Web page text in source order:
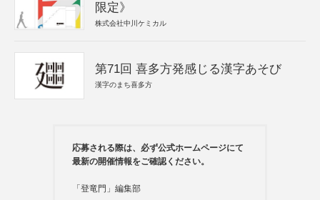
限定》
株式会社中川ケミカル
第71回 喜多方発感じる漢字あそび
漢字のまち喜多方
応募される際は、必ず公式ホームページにて
最新の開催情報をご確認ください。
「登竜門」編集部